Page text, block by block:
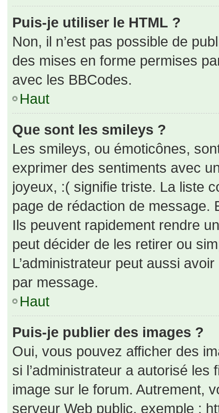
Puis-je utiliser le HTML ?
Non, il n’est pas possible de
des mises en forme permises
avec les BBCodes.
Haut
Que sont les smileys ?
Les smileys, ou émoticônes,
exprimer des sentiments avec
joyeux, :( signifie triste. La liste
page de rédaction de message.
Ils peuvent rapidement rendre
peut décider de les retirer ou
L’administrateur peut aussi
par message.
Haut
Puis-je publier des images ?
Oui, vous pouvez afficher des
si l’administrateur a autorisé
image sur le forum. Autrement,
serveur Web public, exemple :